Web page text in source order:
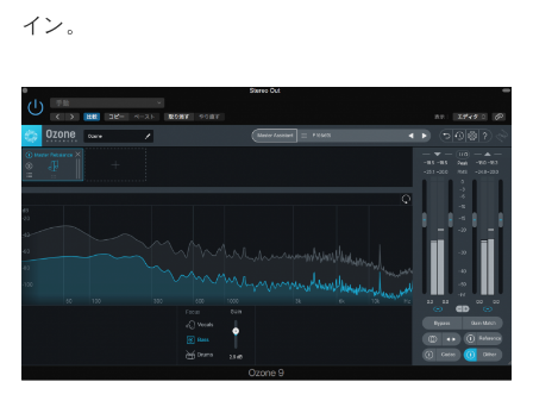
イン。